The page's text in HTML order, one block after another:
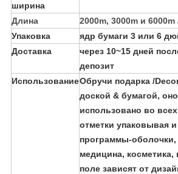
ширина
Длина
2000m, 3000m и 6000m
Упаковка
ядр бумаги 3 или 6
Доставка
через 10~15 дней
депозит
ИспользованиеОбручи подарка /
доской & бумагой,
использовано во
отметки упаковывая
программы-оболочки,
медицина, косметика,
поле зависят от